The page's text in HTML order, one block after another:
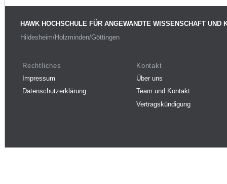
HAWK HOCHSCHULE FÜR ANGEWANDTE WISSENSCHAFT UND
Hildesheim/Holzminden/Göttingen
Rechtliches
Impressum
Datenschutzerklärung
Kontakt
Über uns
Team und Kontakt
Vertragskündigung